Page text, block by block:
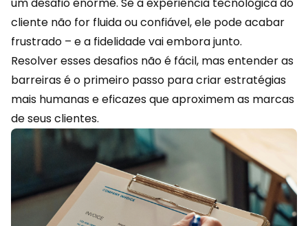
um desafio enorme. Se aexperiência tecnológica do
cliente não for fluida ou confiável, ele pode acabar
frustrado – e a fidelidade vai embora junto.
Resolver esses desafios não é fácil, mas entender as
barreiras é o primeiro passo para criar estratégias
mais humanas e eficazes que aproximem as marcas
de seus clientes.